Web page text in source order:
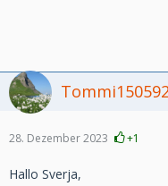
Tommi150592
28. Dezember 2023 +1
Hallo Sverja,